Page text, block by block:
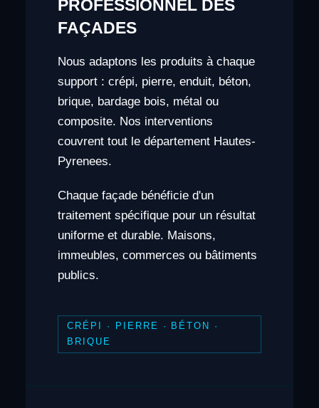
PROFESSIONNEL DES
FAÇADES
Nous adaptons les produits à chaque
support : crépi, pierre, enduit, béton,
brique, bardage bois, métal ou
composite. Nos interventions
couvrent tout le département Hautes-
Pyrenees.
Chaque façade bénéficie d'un
traitement spécifique pour un résultat
uniforme et durable. Maisons,
immeubles, commerces ou bâtiments
publics.
CRÉPI · PIERRE · BÉTON ·
BRIQUE